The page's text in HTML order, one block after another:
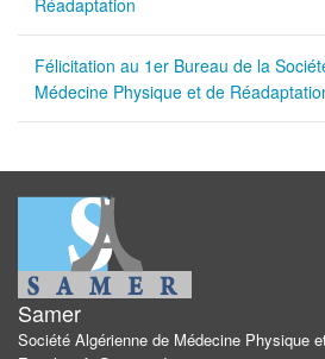
Réadaptation
Félicitation au 1er Bureau de la
Médecine Physique et de
Samer
Société Algérienne de Médecine Physique